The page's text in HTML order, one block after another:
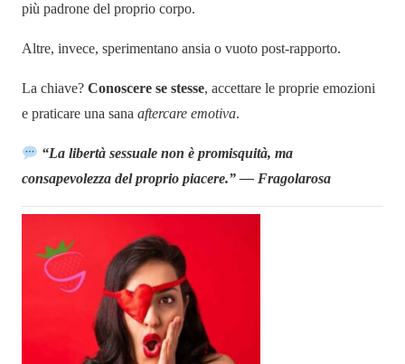
più padrone del proprio corpo.
Altre, invece, sperimentano ansia o vuoto post-rapporto.
La chiave? Conoscere se stesse, accettare le proprie emozioni
e praticare una sana aftercare emotiva.
“La libertà sessuale non è promisquità, ma
consapevolezza del proprio piacere.” — Fragolarosa